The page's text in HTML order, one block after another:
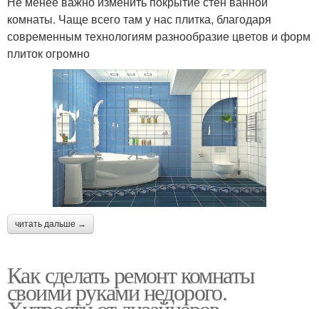
комнаты. Чаще всего там у нас плитка, благодаря
современным технологиям разнообразие цветов и форм
плиток огромно
читать дальше →
Как сделать ремонт комнаты
своими руками недорого.